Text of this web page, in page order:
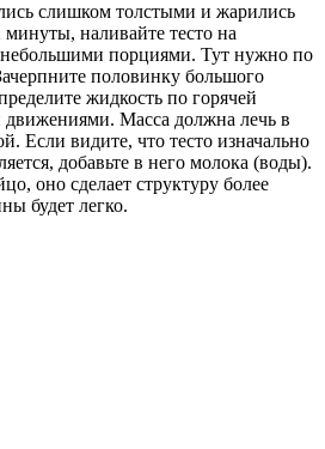
слишком толстыми и жарились
минуты, наливайте тесто на
небольшими порциями. Тут нужно по
половинку большого
жидкость по горячей
Масса должна лечь в
Если видите, что тесто изначально
добавьте в него молока (воды).
оно сделает структуру более
будет легко.